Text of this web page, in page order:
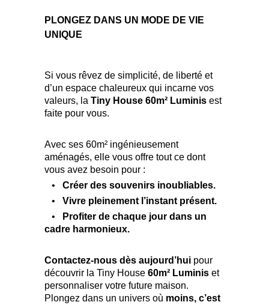
PLONGEZ DANS UN MODE DE VIE
UNIQUE
Si vous rêvez de simplicité, de liberté et
d’un espace chaleureux qui incarne vos
valeurs, la Tiny House 60m² Luminis est
faite pour vous.
Avec ses 60m² ingénieusement
aménagés, elle vous offre tout ce dont
vous avez besoin pour :
• Créer des souvenirs inoubliables.
• Vivre pleinement l’instant présent.
•
Profiter de chaque jour dans un
cadre harmonieux.
Contactez-nous dès aujourd’hui pour
découvrir la Tiny House 60m² Luminis et
personnaliser votre future maison.
Plongez dans un univers où moins, c’est